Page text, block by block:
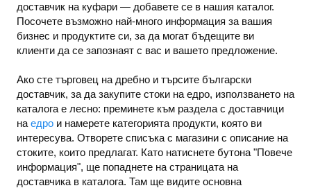
доставчик на куфари — добавете се в нашия каталог.
Посочете възможно най-много информация за вашия
бизнес и продуктите си, за да могат бъдещите ви
клиенти да се запознаят с вас и вашето предложение.
Ако сте търговец на дребно и търсите български
доставчик, за да закупите стоки на едро, използването на
каталога е лесно: преминете към раздела с доставчици
на едро и намерете категорията продукти, която ви
интересува. Отворете списъка с магазини с описание на
стоките, които предлагат. Като натиснете бутона "Повече
информация", ще попаднете на страницата на
доставчика в каталога. Там ще видите основна